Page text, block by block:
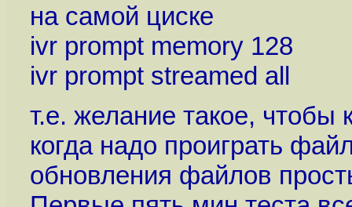
на самой циске
ivr prompt memory 128
ivr prompt streamed all
т.е. желание такое, чтобы
когда надо проиграть
обновления файлов